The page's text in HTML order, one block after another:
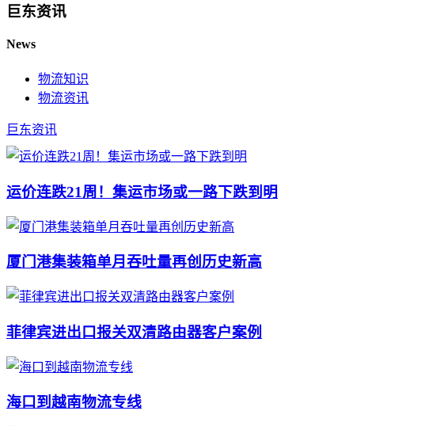
巨东资讯
News
物流知识
物流资讯
巨东资讯
运价连跌21周！集运市场或一路下跌到明
厦门港集装箱单月吞吐量再创历史新高
菲律宾进出口报关双清路由器客户案例
海口到越南物流专线